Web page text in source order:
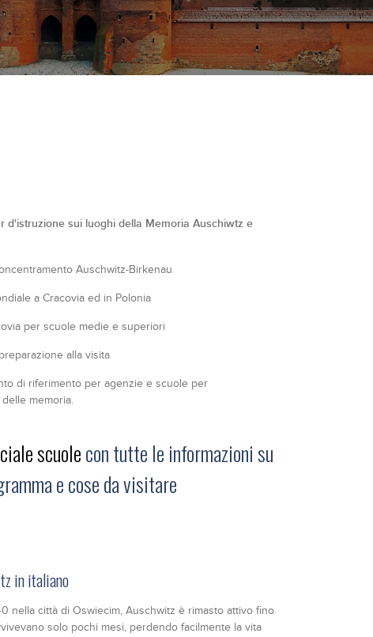
d'istruzione sui luoghi della Memoria Auschiwtz e
Auschwitz-Birkenau
a Cracovia ed in Polonia
per scuole medie e superiori
alla visita
di riferimento per agenzie e scuole per
memoria.
scuolecon tutte le informazioni su
e cose da visitare
in italiano
nella città di Oswiecim, Auschwitz è rimasto attivo fino
solo pochi mesi, perdendo facilmente la vita